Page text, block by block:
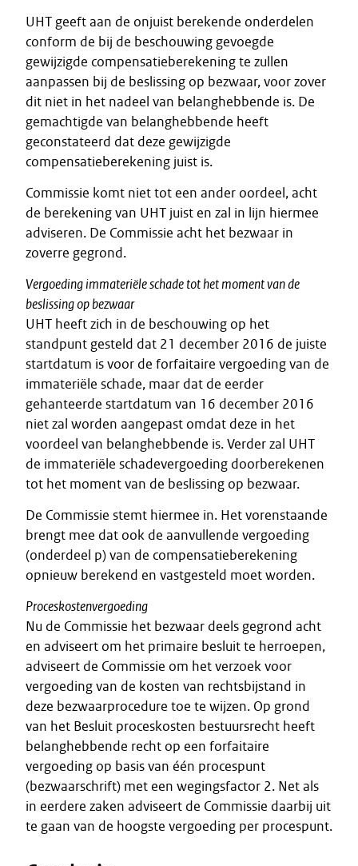
UHT geeft aan de onjuist berekende onderdelen
conform de bij de beschouwing gevoegde
gewijzigde compensatieberekening te zullen
aanpassen bij de beslissing op bezwaar, voor zover
dit niet in het nadeel van belanghebbende is. De
gemachtigde van belanghebbende heeft
geconstateerd dat deze gewijzigde
compensatieberekening juist is.
Commissie komt niet tot een ander oordeel, acht
de berekening van UHT juist en zal in lijn hiermee
adviseren. De Commissie acht het bezwaar in
zoverre gegrond.
Vergoeding immateriële schade tot het moment van de
beslissing op bezwaar
UHT heeft zich in de beschouwing op het
standpunt gesteld dat 21 december 2016 de juiste
startdatum is voor de forfaitaire vergoeding van de
immateriële schade, maar dat de eerder
gehanteerde startdatum van 16 december 2016
niet zal worden aangepast omdat deze in het
voordeel van belanghebbende is. Verder zal UHT
de immateriële schadevergoeding doorberekenen
tot het moment van de beslissing op bezwaar.
De Commissie stemt hiermee in. Het vorenstaande
brengt mee dat ook de aanvullende vergoeding
(onderdeel p) van de compensatieberekening
opnieuw berekend en vastgesteld moet worden.
Proceskostenvergoeding
Nu de Commissie het bezwaar deels gegrond acht
en adviseert om het primaire besluit te herroepen,
adviseert de Commissie om het verzoek voor
vergoeding van de kosten van rechtsbijstand in
deze bezwaarprocedure toe te wijzen. Op grond
van het Besluit proceskosten bestuursrecht heeft
belanghebbende recht op een forfaitaire
vergoeding op basis van één procespunt
(bezwaarschrift) met een wegingsfactor 2. Net als
in eerdere zaken adviseert de Commissie daarbij uit
te gaan van de hoogste vergoeding per procespunt.